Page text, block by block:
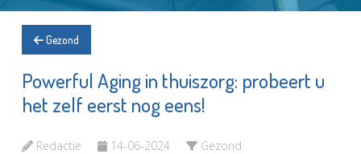
Gezond
Powerful Aging in thuiszorg: probeert u
het zelf eerst nog eens!
Redactie 14-06-2024 Gezond